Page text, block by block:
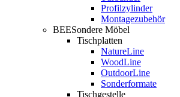
Profilzylinder
Montagezubehör
BEESondere Möbel
Tischplatten
NatureLine
WoodLine
OutdoorLine
Sonderformate
Tischgestelle